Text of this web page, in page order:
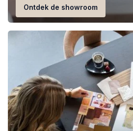
Ontdek de showroom